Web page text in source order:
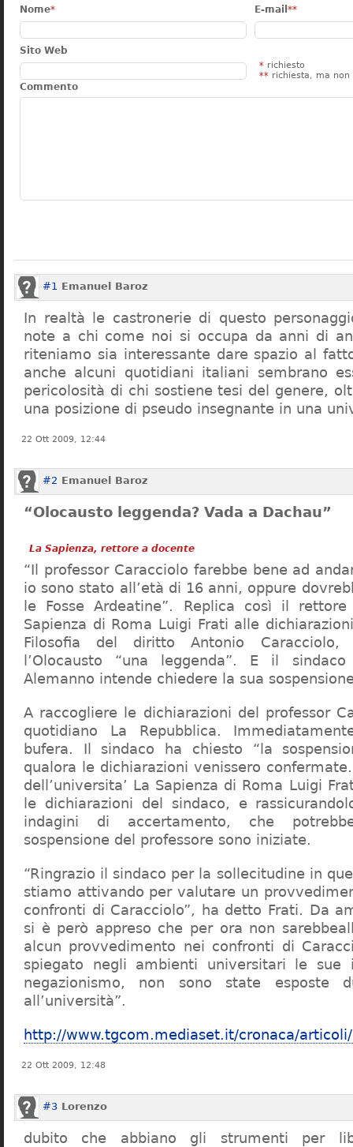
Nome* E-mail **
Sito Web
* richiesto
** richiesta, ma non
Commento
#1 Emanuel Baroz
In realtà le castronerie di questo
note a chi come noi si occupa da anni di
riteniamo sia interessante dare spazio al fatto
anche alcuni quotidiani italiani sembrano
pericolosità di chi sostiene tesi del genere,
una posizione di pseudo insegnante in una
22 Ott 2009, 12:44
#2 Emanuel Baroz
“Olocausto leggenda? Vada a Dachau”
La Sapienza, rettore a docente
“Il professor Caracciolo farebbe bene ad
io sono stato all’età di 16 anni, oppure
le Fosse Ardeatine”. Replica così il rettore
Sapienza di Roma Luigi Frati alle
Filosofia del diritto Antonio
l’Olocausto “una leggenda”. E il
Alemanno intende chiedere la sua
A raccogliere le dichiarazioni del professor
quotidiano La Repubblica.
bufera. Il sindaco ha chiesto “la
qualora le dichiarazioni venissero
dell’universita’ La Sapienza di Roma Luigi
le dichiarazioni del sindaco, e
indagini di accertamento, che
sospensione del professore sono iniziate.
“Ringrazio il sindaco per la sollecitudine in
stiamo attivando per valutare un
confronti di Caracciolo”, ha detto Frati. Da
si è però appreso che per ora non
alcun provvedimento nei confronti di
spiegato negli ambienti universitari le sue
negazionismo, non sono state esposte
all’università”.
http://www.tgcom.mediaset.it/cronaca/
22 Ott 2009, 12:48
#3 Lorenzo
dubito che abbiano gli strumenti per